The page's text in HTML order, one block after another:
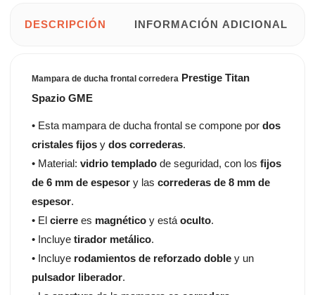
DESCRIPCIÓN INFORMACIÓN ADICIONAL
Mampara de ducha frontal corredera Prestige Titan
Spazio GME
• Esta mampara de ducha frontal se compone pordos
cristales fijos ydos correderas.
• Material:vidrio templado de seguridad, con los fijos
de 6 mm de espesor y lascorrederas de 8 mm de
espesor.
• Elcierre es magnético y estáoculto.
• Incluyetirador metálico.
• Incluye rodamientos de reforzado doble y un
pulsador liberador.